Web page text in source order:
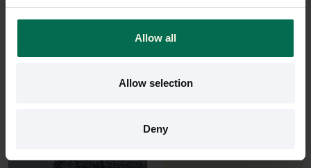
Allow all
Allow selection
Deny
Sparar miljön ca 94 kg
C02
C02